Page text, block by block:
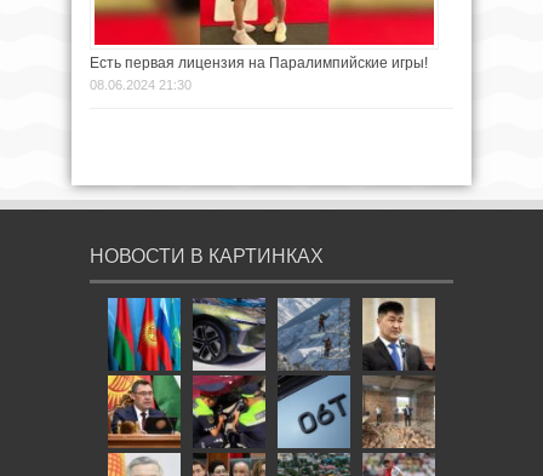
Есть первая лицензия на Паралимпийские игры!
08.06.2024 21:30
НОВОСТИ В КАРТИНКАХ